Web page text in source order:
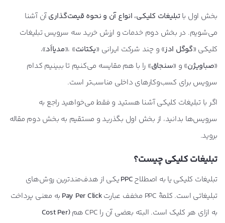
تبلیغات کلیکی مدیا اَد
دقت تارگتینگ و ریتارگتینگ مدیا اَد
قیمت تبلیغات کلیکی مدیا اَد
تبلیغات کلیکی صبا ویژن‌
دقت تارگتینگ و ریتارگتینگ صبا ویژن
قیمت تبلیغات کلیکی صبا ویژن
تبلیغات کلیکی سنجاق
دقت تارگتینگ و ریتارگتینگ سنجاق
جمع بندی
بخش اول باتبلیغات کلیکی، انواع آن و نحوه قیمت‌گذاریآن آشنا
می‌شویم. در بخش دوم خدمات و ارزش خرید سه سرویس تبلیغات
کلیکی «گوگل ادز» و چند شرکت ایرانی «یکتانت» ،«مدیااَد»،
«صباویژن» و «سنجاق» را با هم مقایسه می‌کنیم تا ببینیم کدام
سرویس برای کسب‌وکارهای داخلی مناسب‌تر است.
اگر با تبلیغات کلیکی آشنا هستید و فقط می‌خواهید راجع به
سرویس‌ها بدانید، از بخش اول بگذرید و مستقیم به بخش دوم مقاله
بروید.
تبلیغات کلیکی چیست؟
تبلیغات کلیکی یا به اصطلاحPPCیکی از هدف‌‌مندترین روش‌های
تبلیغاتی است. کلمۀ PPC مخفف عبارت
Pay Per Click به معنی پرداخت
به ازای هر کلیک است. البته بعضی آن را CPC هم
(Cost Per